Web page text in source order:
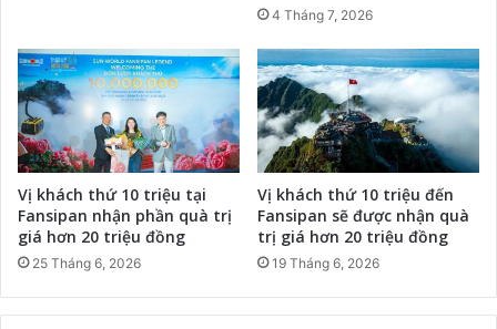
4 Tháng 7, 2026
Vị khách thứ 10 triệu tại
Fansipan nhận phần quà trị
giá hơn 20 triệu đồng
25 Tháng 6, 2026
Vị khách thứ 10 triệu đến
Fansipan sẽ được nhận quà
trị giá hơn 20 triệu đồng
19 Tháng 6, 2026